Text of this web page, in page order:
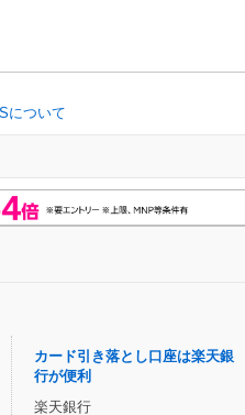
について
カード引き落とし口座は楽天銀
行が便利
楽天銀行